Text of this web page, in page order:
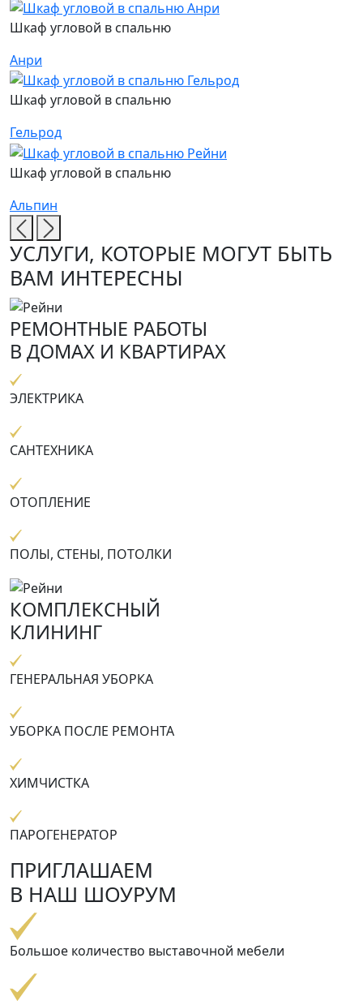
Шкаф угловой в спальню
Анри
Шкаф угловой в спальню
Гельрод
Шкаф угловой в спальню
Альпин
УСЛУГИ, КОТОРЫЕ МОГУТ БЫТЬ
ВАМ ИНТЕРЕСНЫ
РЕМОНТНЫЕ РАБОТЫ
В ДОМАХ И КВАРТИРАХ
ЭЛЕКТРИКА
САНТЕХНИКА
ОТОПЛЕНИЕ
ПОЛЫ, СТЕНЫ, ПОТОЛКИ
КОМПЛЕКСНЫЙ
КЛИНИНГ
ГЕНЕРАЛЬНАЯ УБОРКА
УБОРКА ПОСЛЕ РЕМОНТА
ХИМЧИСТКА
ПАРОГЕНЕРАТОР
ПРИГЛАШАЕМ
В НАШ ШОУРУМ
Большое количество выставочной мебели